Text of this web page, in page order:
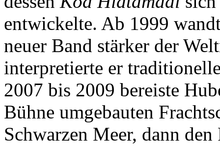
entwickelte. Ab 1999
neuer Band stärker der
interpretierte er
2007 bis 2009 bereiste
Bühne umgebauten
Schwarzen Meer, dann